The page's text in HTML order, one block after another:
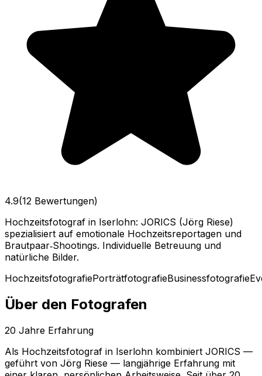
4.9(12 Bewertungen)
Hochzeitsfotograf in Iserlohn: JORICS (Jörg Riese)
spezialisiert auf emotionale Hochzeitsreportagen und
Brautpaar‑Shootings. Individuelle Betreuung und
natürliche Bilder.
HochzeitsfotografiePorträtfotografieBusinessfotografie
Über den Fotografen
20 Jahre Erfahrung
Als Hochzeitsfotograf in Iserlohn kombiniert JORICS —
geführt von Jörg Riese — langjährige Erfahrung mit